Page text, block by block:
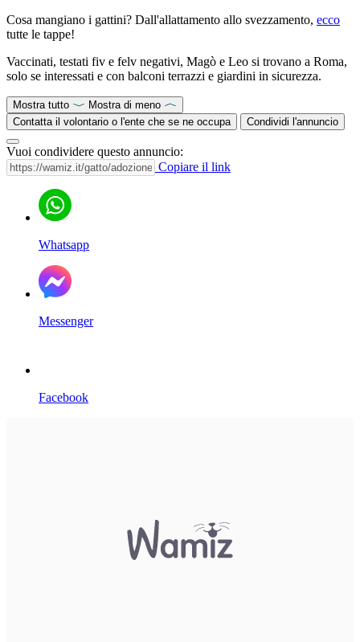
Cosa mangiano i gattini? Dall'allattamento allo svezzamento, ecco
tutte le tappe!
Vaccinati, testati fiv e felv negativi, Magò e Leo si trovano a Roma,
solo se interessati e con balconi terrazzi e giardini in sicurezza.
Mostra tutto
Mostra di meno
Contatta il volontario o l'ente che se ne occupa
Condividi l'annuncio
Vuoi condividere questo annuncio:
Copiare il link
Whatsapp
Messenger
Facebook